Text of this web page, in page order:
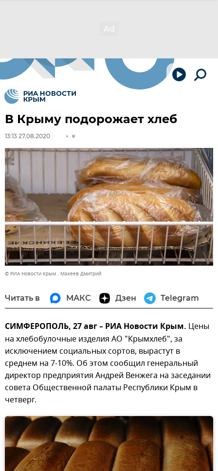
В Крыму подорожает хлеб
13:13 27.08.2020
© РИА Новости Крым . Макеев Дмитрий
Читать в МАКС Дзен Telegram
СИМФЕРОПОЛЬ, 27 авг – РИА Новости Крым. Цены
на хлебобулочные изделия АО "Крымхлеб", за
исключением социальных сортов, вырастут в
среднем на 7-10%. Об этом сообщил генеральный
директор предприятия Андрей Венжега на заседании
совета Общественной палаты Республики Крым в
четверг.